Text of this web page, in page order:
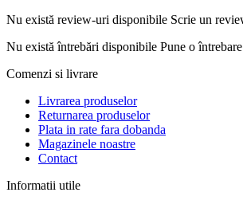
Nu există review-uri disponibile Scrie un
Nu există întrebări disponibile Pune o întrebare
Comenzi si livrare
Livrarea produselor
Returnarea produselor
Plata in rate fara dobanda
Magazinele noastre
Contact
Informatii utile